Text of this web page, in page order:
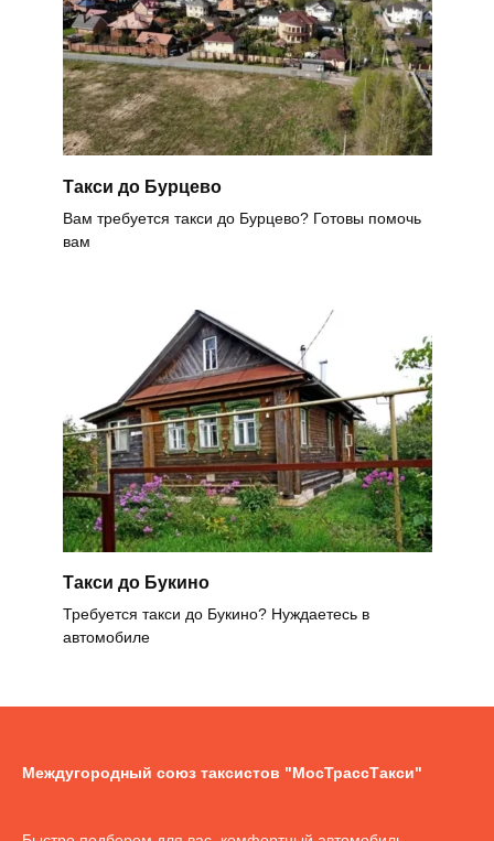
Такси до Бурцево
Вам требуется такси до Бурцево? Готовы помочь
вам
Такси до Букино
Требуется такси до Букино? Нуждаетесь в
автомобиле
Междугородный союз таксистов "МосТрассТакси"